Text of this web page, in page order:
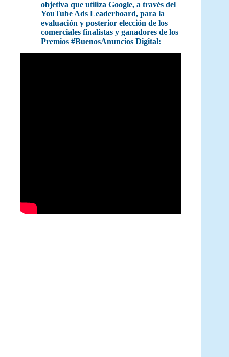
objetiva que utiliza Google, a través del
YouTube Ads Leaderboard, para la
evaluación y posterior elección de los
comerciales finalistas y ganadores de los
Premios #BuenosAnuncios Digital: